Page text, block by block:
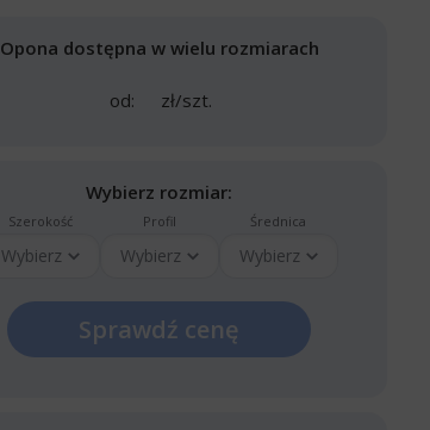
Opona dostępna w wielu rozmiarach
od: zł/szt.
Wybierz rozmiar:
Szerokość
Wybierz
Profil
Wybierz
Średnica
Wybierz
Sprawdź cenę